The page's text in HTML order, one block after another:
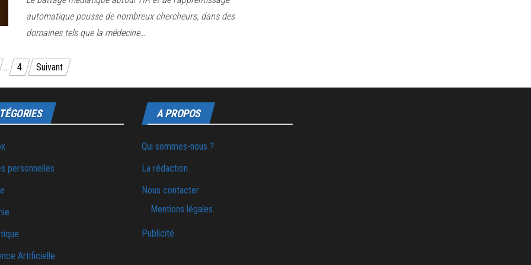
automatique pousse de nombreux chercheurs, dans des
domaines tels que la médecine…
… 4 Suivant
personnelles
Artificielle
A PROPOS
Qui sommes-nous ?
La rédaction
Nous contacter
Mentions légales
Publicité